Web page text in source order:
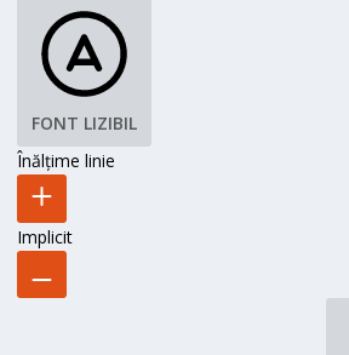
FONT LIZIBIL
Înălțime linie
Implicit